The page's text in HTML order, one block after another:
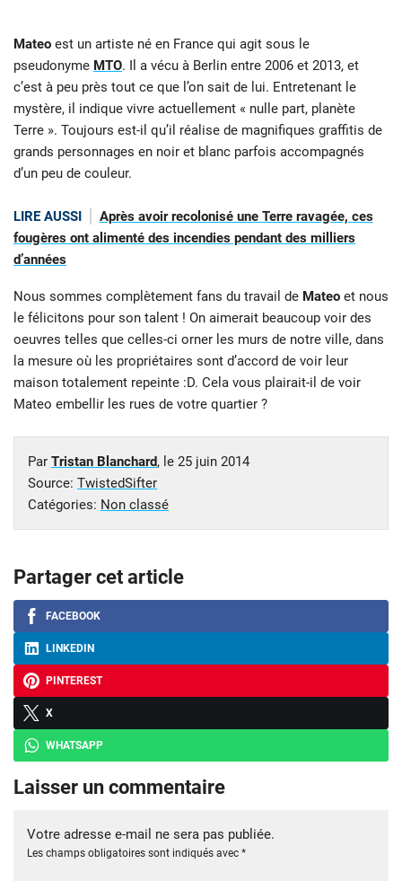
Mateo est un artiste né en France qui agit sous le
pseudonyme MTO. Il a vécu à Berlin entre 2006 et 2013, et
c’est à peu près tout ce que l’on sait de lui. Entretenant le
mystère, il indique vivre actuellement « nulle part, planète
Terre ». Toujours est-il qu’il réalise de magnifiques graffitis de
grands personnages en noir et blanc parfois accompagnés
d’un peu de couleur.
LIRE AUSSI
Après avoir recolonisé une Terre ravagée, ces
fougères ont alimenté des incendies pendant des milliers
d’années
Nous sommes complètement fans du travail de Mateo et nous
le félicitons pour son talent ! On aimerait beaucoup voir des
oeuvres telles que celles-ci orner les murs de notre ville, dans
la mesure où les propriétaires sont d’accord de voir leur
maison totalement repeinte :D. Cela vous plairait-il de voir
Mateo embellir les rues de votre quartier ?
Par Tristan Blanchard, le 25 juin 2014
Source: TwistedSifter
Catégories: Non classé
Partager cet article
FACEBOOK
LINKEDIN
PINTEREST
X
WHATSAPP
Laisser un commentaire
Votre adresse e-mail ne sera pas publiée.
Les champs obligatoires sont indiqués avec *